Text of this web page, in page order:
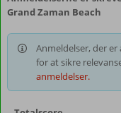
Grand Zaman Beach
Anmeldelser, der
for at sikre
anmeldelser.